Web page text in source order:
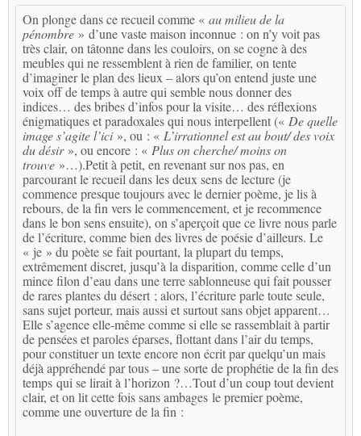
On plonge dans ce recueil comme « au milieu de la
pénombre » d’une vaste maison inconnue : on n’y voit pas
très clair, on tâtonne dans les couloirs, on se cogne à des
meubles qui ne ressemblent à rien de familier, on tente
d’imaginer le plan des lieux – alors qu’on entend juste une
voix off de temps à autre qui semble nous donner des
indices… des bribes d’infos pour la visite… des réflexions
énigmatiques et paradoxales qui nous interpellent (« De quelle
image s’agite l’ici», ou : « L’irrationnel est au bout/ des voix
du désir», ou encore : « Plus on cherche/ moins on
trouve »…).Petit à petit, en revenant sur nos pas, en
parcourant le recueil dans les deux sens de lecture (je
commence presque toujours avec le dernier poème, je lis à
rebours, de la fin vers le commencement, et je recommence
dans le bon sens ensuite), on s’aperçoit que ce livre nous parle
de l’écriture, comme bien des livres de poésie d’ailleurs. Le
« je » du poète se fait pourtant, la plupart du temps,
extrêmement discret, jusqu’à la disparition, comme celle d’un
mince filon d’eau dans une terre sablonneuse qui fait pousser
de rares plantes du désert ; alors, l’écriture parle toute seule,
sans sujet porteur, mais aussi et surtout sans objet apparent…
Elle s’agence elle-même comme si elle se rassemblait à partir
de pensées et paroles éparses, flottant dans l’air du temps,
pour constituer un texte encore non écrit par quelqu’un mais
déjà appréhendé par tous – une sorte de prophétie de la fin des
temps qui se lirait à l’horizon ?…Tout d’un coup tout devient
clair, et on lit cette fois sans ambages le premier poème,
comme une ouverture de la fin :